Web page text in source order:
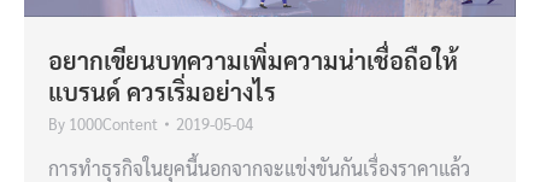
อยากเขียนบทความเพิ่มความน่าเชื่อถือให้
แบรนด์ ควรเริ่มอย่างไร
By 1000Content 2019-05-04
การทำธุรกิจในยุคนี้นอกจากจะแข่งขันกันเรื่องราคาแล้ว